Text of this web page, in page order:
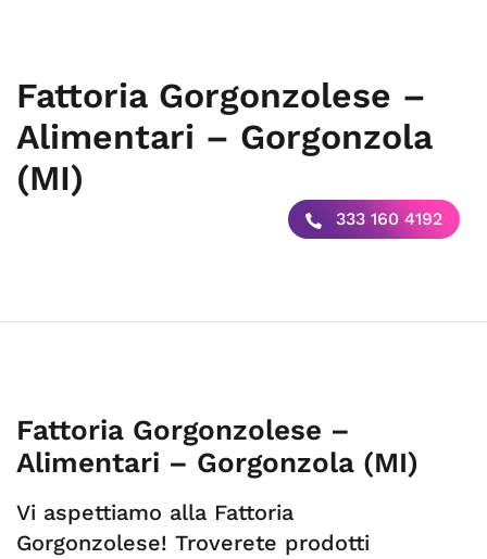
Fattoria Gorgonzolese –
Alimentari – Gorgonzola
(MI)
333 160 4192
Fattoria Gorgonzolese –
Alimentari – Gorgonzola (MI)
Vi aspettiamo alla Fattoria
Gorgonzolese! Troverete prodotti